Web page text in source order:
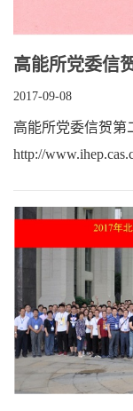
高能所党委信
2017-09-08
高能所党委信贺第
http://